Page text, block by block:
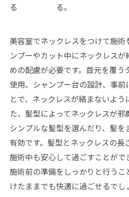
る
る。
美容室でネックレスをつけて施術
ンプーやカット中にネックレス
めの配慮が必要です。首元を覆う
使用、シャンプー台の設計、事前
とで、ネックレスが絡まないよう
た、髪型によってネックレスが邪
シンプルな髪型を選んだり、髪
有効です。髪型とネックレスの長
施術中も安心して過ごすことがで
施術前の準備をしっかりと行うこ
けたままでも快適に過ごせるでし